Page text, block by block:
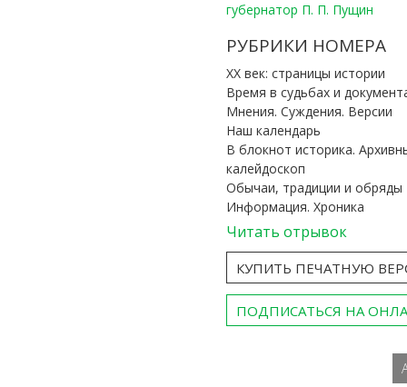
губернатор П. П. Пущин
РУБРИКИ НОМЕРА
ХХ век: страницы истории
Время в судьбах и
Мнения. Суждения. Версии
Наш календарь
В блокнот историка.
калейдоскоп
Обычаи, традиции и обряды
Информация. Хроника
Читать отрывок
КУПИТЬ ПЕЧАТНУЮ
ПОДПИСАТЬСЯ НА